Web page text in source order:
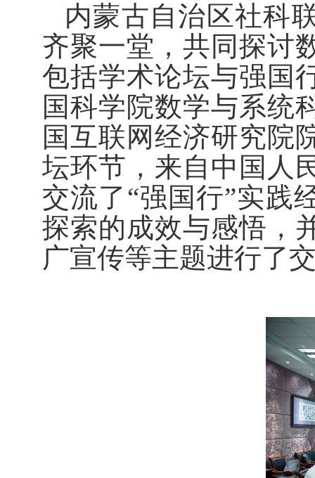
内蒙古自治区社科
齐聚一堂，共同探讨
包括学术论坛与强国
国科学院数学与系统
国互联网经济研究院
坛环节，来自中国人
交流了“强国行”实践
探索的成效与感悟，
广宣传等主题进行了